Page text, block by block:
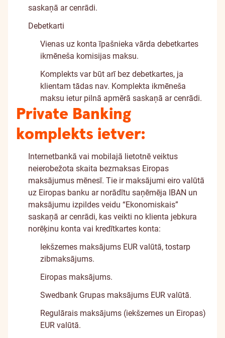
saskaņā arcenrādi.
Debetkarti
Vienas uz konta īpašnieka vārda debetkartes
ikmēneša komisijas maksu.
Komplekts var būt arī bez debetkartes, ja
klientam tādas nav. Komplekta ikmēneša
maksu ietur pilnā apmērā saskaņā arcenrādi.
Private Banking
komplekts ietver:
Internetbankā vai mobilajā lietotnē veiktus
neierobežota skaita bezmaksas Eiropas
maksājumus mēnesī. Tie ir maksājumi eiro valūtā
uz Eiropas banku ar norādītu saņēmēja IBAN un
maksājumu izpildes veidu “Ekonomiskais”
saskaņā arcenrādi, kas veikti no klienta jebkura
norēķinu konta vai kredītkartes konta:
Iekšzemes maksājums EUR valūtā, tostarp
zibmaksājums.
Eiropas maksājums.
Swedbank Grupas maksājums EUR valūtā.
Regulārais maksājums (iekšzemes un Eiropas)
EUR valūtā.